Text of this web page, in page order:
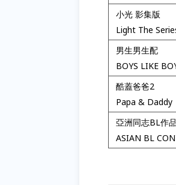
小光 影集版
Light The
男生男生配
BOYS LIKE
酷蓋爸爸2
Papa & Daddy
亞洲同志BL作
ASIAN BL